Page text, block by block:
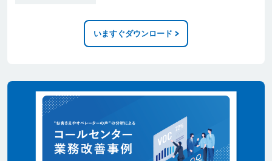
いますぐダウンロード